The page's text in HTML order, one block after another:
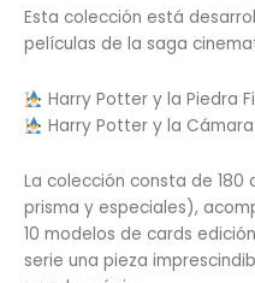
Esta colección está
películas de la saga
Harry Potter y la Piedra
Harry Potter y la
La colección consta de
prisma y especiales),
10 modelos de cards
serie una pieza